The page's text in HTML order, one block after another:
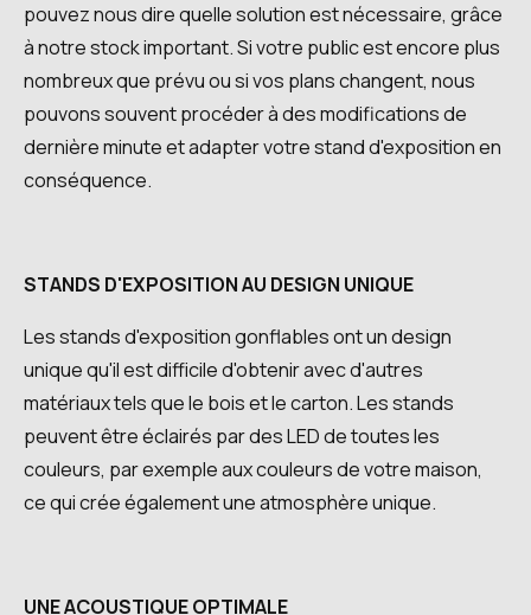
pouvez nous dire quelle solution est nécessaire, grâce
à notre stock important. Si votre public est encore plus
nombreux que prévu ou si vos plans changent, nous
pouvons souvent procéder à des modifications de
dernière minute et adapter votre stand d'exposition en
conséquence.
STANDS D'EXPOSITION AU DESIGN UNIQUE
Les stands d'exposition gonflables ont un design
unique qu'il est difficile d'obtenir avec d'autres
matériaux tels que le bois et le carton. Les stands
peuvent être éclairés par des LED de toutes les
couleurs, par exemple aux couleurs de votre maison,
ce qui crée également une atmosphère unique.
UNE ACOUSTIQUE OPTIMALE